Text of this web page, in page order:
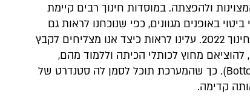
ולהפצתה. במוסדות חינוך רבים קיימת
באופנים מגוונים, כפי שנוכחנו לראות גם
בביאנלה למעצבי עתיד בחינוך 2022. עלינו לראות כיצד אנו מצליחים לקבץ
להוציאם מחוץ לכותלי הכיתה וללמוד מהם,
"מלמטה למעלה" (Bottom-Up). כך שהמערכת תוכל לסמן לה סטנדרט של
קדימה.